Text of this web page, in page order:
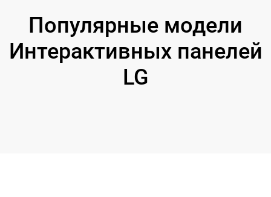
Популярные модели
Интерактивных панелей
LG